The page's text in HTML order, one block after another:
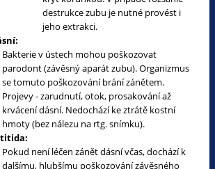
destrukce zubu je nutné provést i
jeho extrakci.
Bakterie v ústech mohou poškozovat
parodont (závěsný aparát zubu). Organizmus
se tomuto poškozování brání zánětem.
Projevy - zarudnutí, otok, prosakování až
krvácení dásní. Nedochází ke ztrátě kostní
hmoty (bez nálezu na rtg. snímku).
Pokud není léčen zánět dásní včas, dochází k
dalšímu, hlubšímu poškozování závěsného